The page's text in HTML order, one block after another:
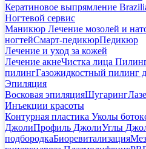
Кератиновое выпрямление
Ногтевой сервис
Маникюр Лечение мозолей и
ногтейСмарт-педикюрПедикюр
Лечение и уход за кожей
Лечение акнеЧистка лица
пилингГазожидкостный пилинг
Эпиляция
Восковая эпиляцияШугаринг
Инъекции красоты
Контурная пластика Уколы
ДжолиПрофиль ДжолиУглы
подбородкаБиоревитализация